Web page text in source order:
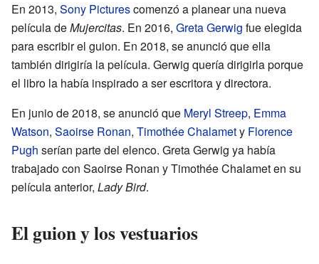
En 2013, Sony Picturescomenzó a planear una nueva
película deMujercitas. En 2016, Greta Gerwig fue elegida
para escribir el guion. En 2018, se anunció que ella
también dirigiría la película. Gerwig quería dirigirla porque
el libro la había inspirado a ser escritora y directora.
En junio de 2018, se anunció que Meryl Streep, Emma
Watson, Saoirse Ronan, Timothée Chalamety Florence
Pugh serían parte del elenco. Greta Gerwig ya había
trabajado con Saoirse Ronan y Timothée Chalamet en su
película anterior, Lady Bird.
El guion y los vestuarios